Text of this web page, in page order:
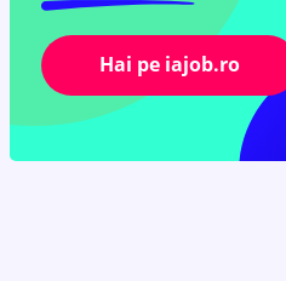
Hai pe iajob.ro